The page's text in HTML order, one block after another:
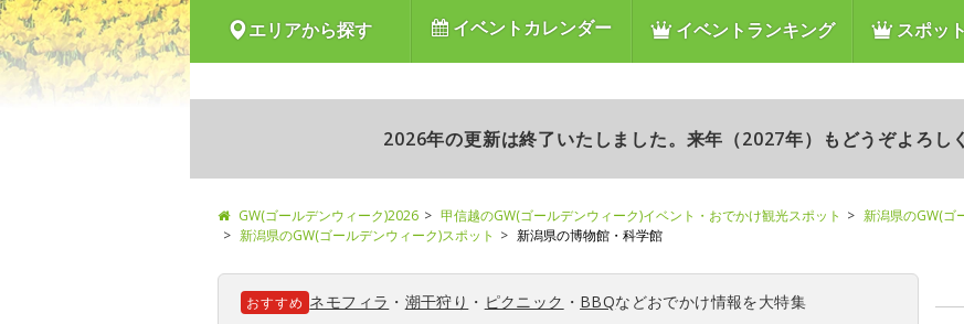
エリアから探す イベントカレンダー イベントランキング スポッ
2026年の更新は終了いたしました。来年（2027年）もどうぞよろし
GW(ゴールデンウィーク)2026 甲信越のGW(ゴールデンウィーク)イベント・おでかけ観光スポット
新潟県のGW(ゴ
新潟県のGW(ゴールデンウィーク)スポット
新潟県の博物館・科学館
おすすめ ネモフィラ ・ 潮干狩り ・ ピクニック ・ BBQなどおでかけ情報を大特集